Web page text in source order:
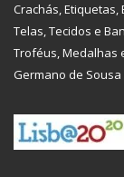
Crachás, Etiquetas,
Telas, Tecidos e
Troféus, Medalhas
Germano de Sousa